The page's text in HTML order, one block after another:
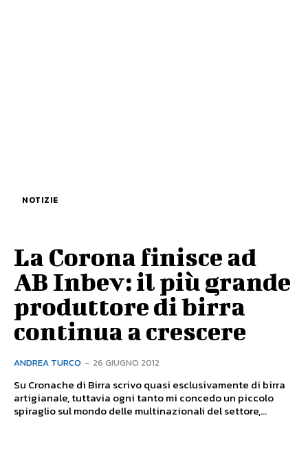
NOTIZIE
La Corona finisce ad
AB Inbev: il più grande
produttore di birra
continua a crescere
ANDREA TURCO - 26 GIUGNO 2012
Su Cronache di Birra scrivo quasi esclusivamente di birra
artigianale, tuttavia ogni tanto mi concedo un piccolo
spiraglio sul mondo delle multinazionali del settore,...